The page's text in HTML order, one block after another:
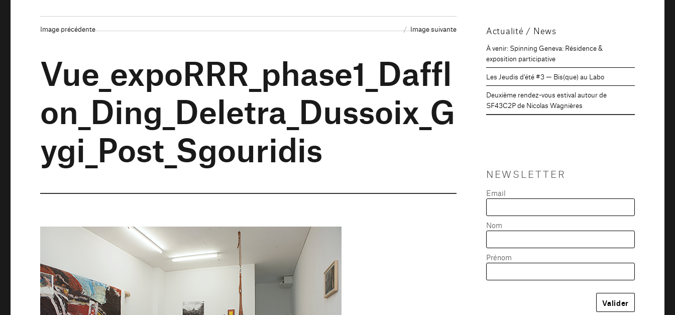
Image précédente Image suivante
Vue_expoRRR_phase1_Daffl
on_Ding_Deletra_Dussoix_G
ygi_Post_Sgouridis
Actualité / News
À venir: Spinning Geneva: Résidence &
exposition participative
Les Jeudis d’été #3 — Bis(que) au Labo
Deuxième rendez-vous estival autour de
SF43C2P de Nicolas Wagnières
NEWSLETTER
Email
Nom
Prénom